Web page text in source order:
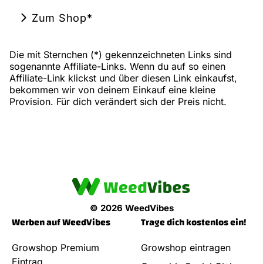
Zum Shop*
Die mit Sternchen (*) gekennzeichneten Links sind
sogenannte Affiliate-Links. Wenn du auf so einen
Affiliate-Link klickst und über diesen Link einkaufst,
bekommen wir von deinem Einkauf eine kleine
Provision. Für dich verändert sich der Preis nicht.
© 2026 WeedVibes
Werben auf WeedVibes
Growshop Premium
Eintrag
Trage dich kostenlos ein!
Growshop eintragen